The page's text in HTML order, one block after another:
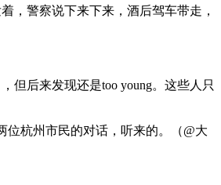
，警察说下来下来，酒后驾车带走，
但后来发现还是too young。这些人只
杭州市民的对话，听来的。（@大